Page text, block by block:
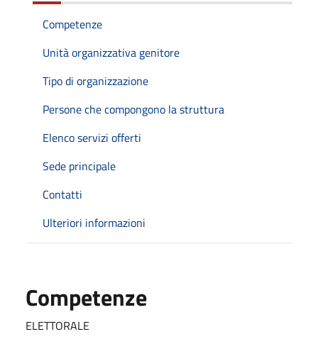
Competenze
Unità organizzativa genitore
Tipo di organizzazione
Persone che compongono la struttura
Elenco servizi offerti
Sede principale
Contatti
Ulteriori informazioni
Competenze
ELETTORALE